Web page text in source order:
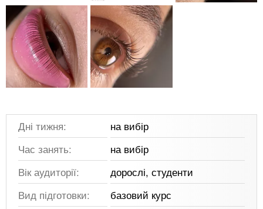
Дні тижня:
на вибір
Час занять:
на вибір
Вік аудиторії:
дорослі, студенти
Вид підготовки:
базовий курс